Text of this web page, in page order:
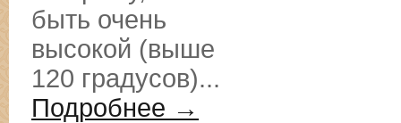
быть очень
высокой (выше
120 градусов)...
Подробнее →